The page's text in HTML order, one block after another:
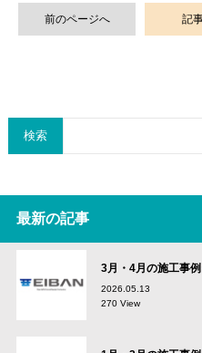
前のページへ 記
検索
最新の記事
3月・4月の施工事
2026.05.13
270 View